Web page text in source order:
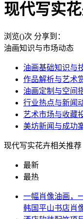
现代写实
浏览()次 分享到：
油画知识与市场动态
油画基础知识与
作品解析与艺术
油画定制与空间
行业热点与新闻
艺术市场与收藏
美坊新闻与成功
现代写实花卉相关推荐
最新
最热
一幅肖像油画，
韩国平山书店肖